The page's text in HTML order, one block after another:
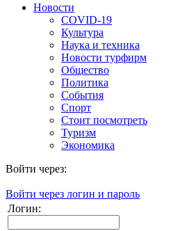
Новости
COVID-19
Культура
Наука и техника
Новости турфирм
Общество
Политика
События
Спорт
Стоит посмотреть
Туризм
Экономика
Войти через:
Войти через логин и пароль
Логин: